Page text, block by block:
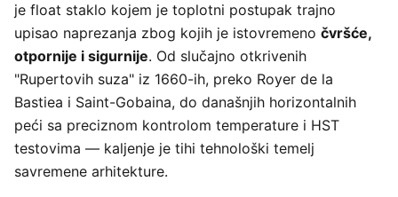
je float staklo kojem je toplotni postupak trajno
upisao naprezanja zbog kojih je istovremeno čvršće,
otpornije i sigurnije. Od slučajno otkrivenih
"Rupertovih suza" iz 1660-ih, preko Royer de la
Bastiea i Saint-Gobaina, do današnjih horizontalnih
peći sa preciznom kontrolom temperature i HST
testovima — kaljenje je tihi tehnološki temelj
savremene arhitekture.